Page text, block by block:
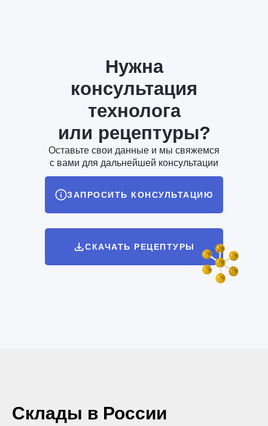
СКАЧАТЬ РЕЦЕПТУРЫ
ЗАПРОСИТЬ КОНСУЛЬТАЦИЮ
Нужна
консультация
технолога
или рецептуры?
Оставьте свои данные и мы свяжемся
с вами для дальнейшей консультации
Склады в России